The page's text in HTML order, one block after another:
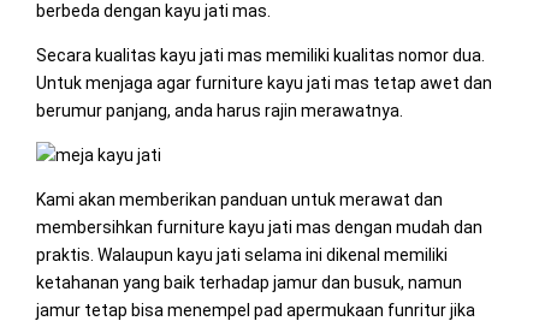
berbeda dengan kayu jati mas.
Secara kualitas kayu jati mas memiliki kualitas nomor dua.
Untuk menjaga agar furniture kayu jati mas tetap awet dan
berumur panjang, anda harus rajin merawatnya.
Kami akan memberikan panduan untuk merawat dan
membersihkan furniture kayu jati mas dengan mudah dan
praktis. Walaupun kayu jati selama ini dikenal memiliki
ketahanan yang baik terhadap jamur dan busuk, namun
jamur tetap bisa menempel pad apermukaan funritur jika